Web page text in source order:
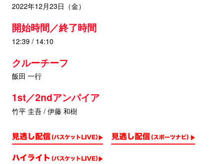
2022年12月23日（金）
開始時間／終了時間
12:39 / 14:10
クルーチーフ
飯田 一行
1st／2ndアンパイア
竹平 圭吾 / 伊藤 和樹